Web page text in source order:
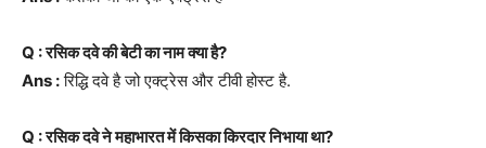
Q : रसिक दवे की बेटी का नाम क्या है?
Ans :रिद्धि दवे है जो एक्ट्रेस और टीवी होस्ट है.
Q : रसिक दवे ने महाभारत में किसका किरदार निभाया था?